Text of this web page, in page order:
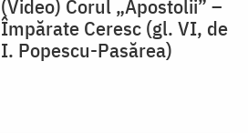
(Video) Corul „Apostolii” –
⁠Împărate Ceresc (gl. VI, de
I. Popescu-Pasărea)